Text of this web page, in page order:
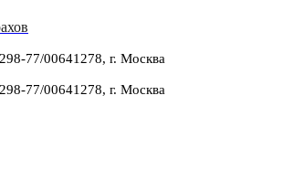
77/00641278, г. Москва
77/00641278, г. Москва